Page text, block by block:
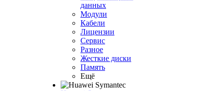
данных
Модули
Кабели
Лицензии
Сервис
Разное
Жесткие диски
Память
Ещё